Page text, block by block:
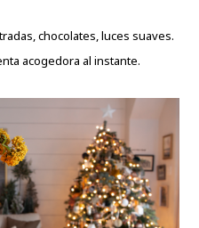
chocolates, luces suaves.
acogedora al instante.